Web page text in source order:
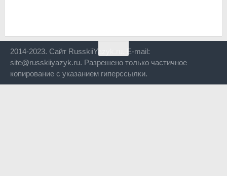
2014-2023. Сайт RusskiiYazyk.ru. E-mail:
site@russkiiyazyk.ru. Разрешено только частичное
копирование с указанием гиперссылки.